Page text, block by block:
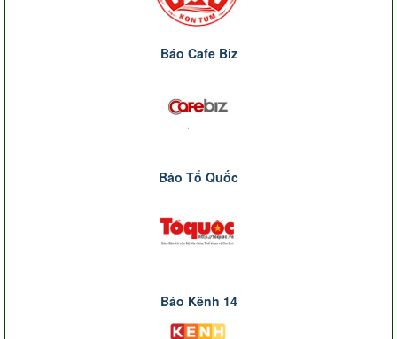
Báo Cafe Biz
Báo Tổ Quốc
Báo Kênh 14